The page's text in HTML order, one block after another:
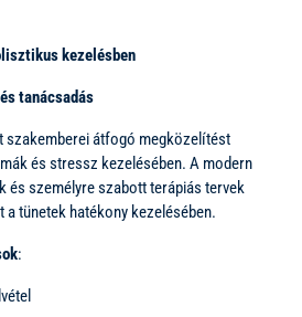
kezelésben
tanácsadás
szakemberei átfogó megközelítést
és stressz kezelésében. A modern
és személyre szabott terápiás tervek
a tünetek hatékony kezelésében.
: